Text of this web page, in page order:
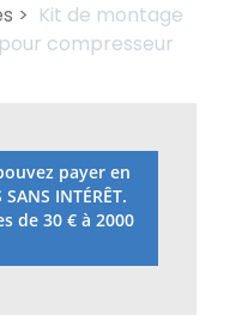
> Kit de montage
pour compresseur
payer en
SANS INTÉRÊT.
de 30 € à 2000